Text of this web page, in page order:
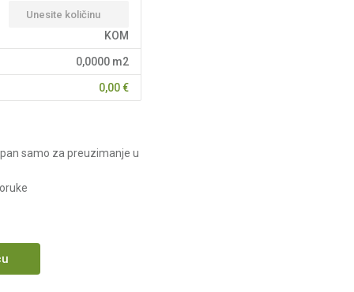
KOM
0,0000 m2
0,00€
samo za preuzimanje u